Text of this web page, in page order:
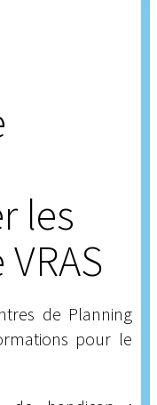
les
de Planning
pour le